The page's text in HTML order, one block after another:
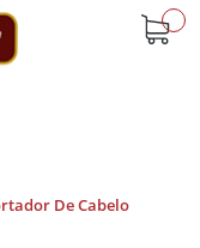
De Cabelo